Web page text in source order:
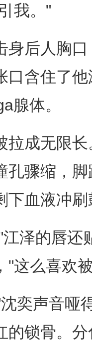
我。"
后人胸口
口含住了
腺体。
成无限长
孔骤缩，
下血液冲
的唇还
"这么喜欢
声音哑
的锁骨。